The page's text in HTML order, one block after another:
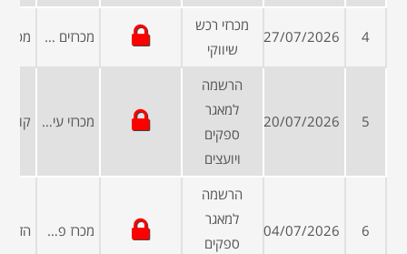
4
27/07/2026
מכרזי רכש
שיווקי
מכרזים פומביים
5
20/07/2026
הרשמה
למאגר
ספקים
ויועצים
מכרזי עיריות ומועצות
6
04/07/2026
הרשמה
למאגר
ספקים
מכרז פרטי